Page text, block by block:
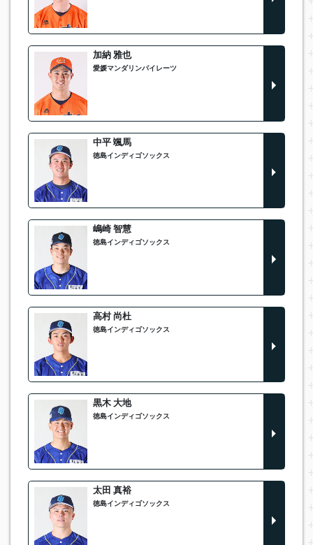
加納 雅也
愛媛マンダリンパイレーツ
中平 颯馬
徳島インディゴソックス
嶋崎 智慧
徳島インディゴソックス
高村 尚杜
徳島インディゴソックス
黒木 大地
徳島インディゴソックス
太田 真裕
徳島インディゴソックス